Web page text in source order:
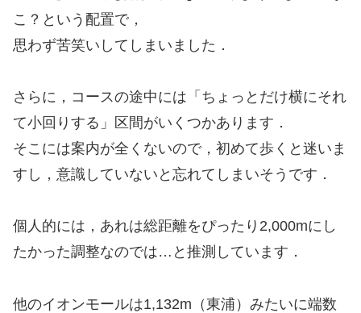
こ？という配置で，
思わず苦笑いしてしまいました．
さらに，コースの途中には「ちょっとだけ横にそれ
て小回りする」区間がいくつかあります．
そこには案内が全くないので，初めて歩くと迷いま
すし，意識していないと忘れてしまいそうです．
個人的には，あれは総距離をぴったり2,000mにし
たかった調整なのでは…と推測しています．
他のイオンモールは1,132m（東浦）みたいに端数